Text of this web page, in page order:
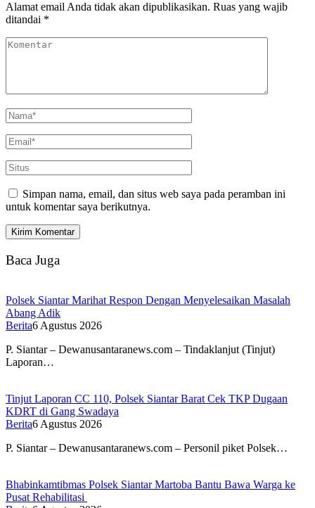
Alamat email Anda tidak akan dipublikasikan. Ruas yang wajib
ditandai *
Simpan nama, email, dan situs web saya pada peramban ini
untuk komentar saya berikutnya.
Baca Juga
Polsek Siantar Marihat Respon Dengan Menyelesaikan Masalah
Abang Adik
Berita6 Agustus 2026
P. Siantar – Dewanusantaranews.com – Tindaklanjut (Tinjut)
Laporan…
Tinjut Laporan CC 110, Polsek Siantar Barat Cek TKP Dugaan
KDRT di Gang Swadaya
Berita6 Agustus 2026
P. Siantar – Dewanusantaranews.com – Personil piket Polsek…
Bhabinkamtibmas Polsek Siantar Martoba Bantu Bawa Warga ke
Pusat Rehabilitasi